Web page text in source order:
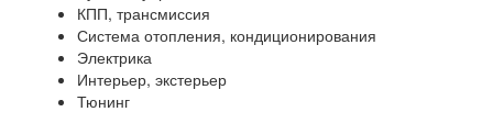
КПП, трансмиссия
Система отопления, кондиционирования
Электрика
Интерьер, экстерьер
Тюнинг